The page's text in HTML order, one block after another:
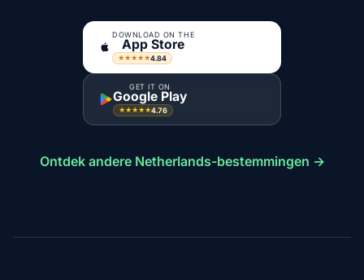
DOWNLOAD ON THE
App Store
★★★★★4.84
GET IT ON
Google Play
★★★★★4.76
Ontdek andere Netherlands-bestemmingen →